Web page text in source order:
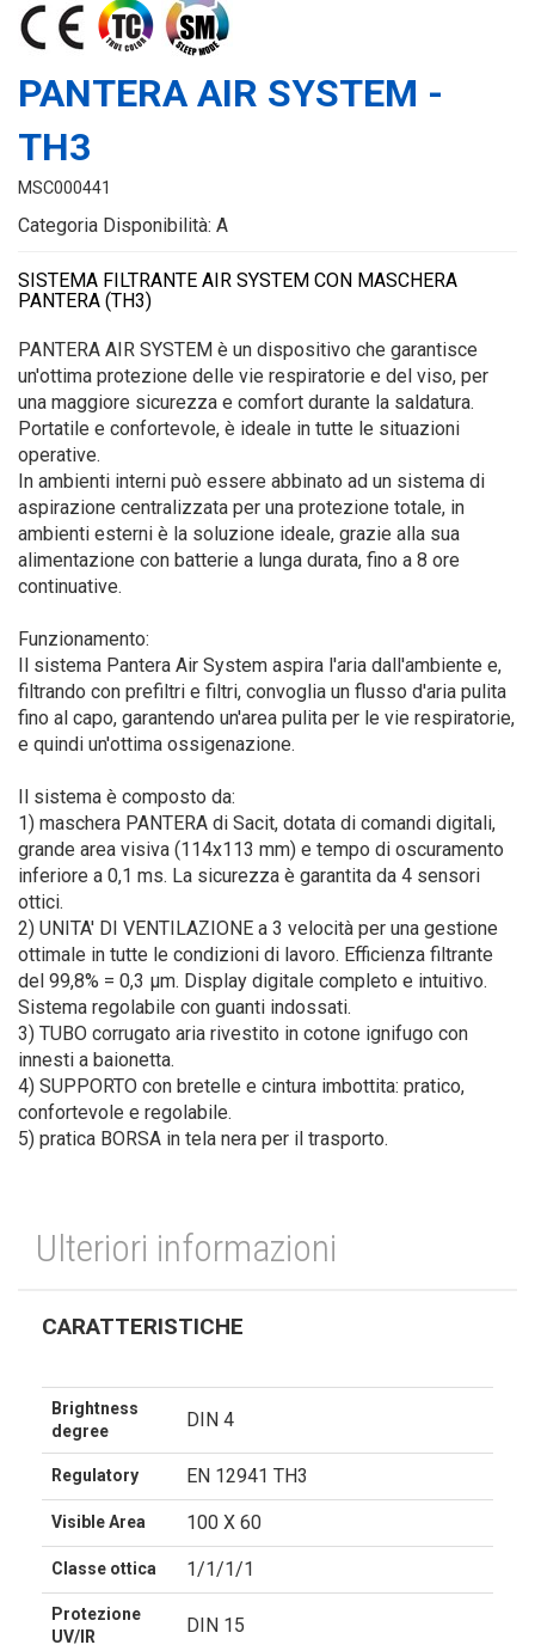
PANTERA AIR SYSTEM -
TH3
MSC000441
Categoria Disponibilità: A
SISTEMA FILTRANTE AIR SYSTEM CON MASCHERA
PANTERA (TH3)
PANTERA AIR SYSTEM è un dispositivo che garantisce
un'ottima protezione delle vie respiratorie e del viso, per
una maggiore sicurezza e comfort durante la saldatura.
Portatile e confortevole, è ideale in tutte le situazioni
operative.
In ambienti interni può essere abbinato ad un sistema di
aspirazione centralizzata per una protezione totale, in
ambienti esterni è la soluzione ideale, grazie alla sua
alimentazione con batterie a lunga durata, fino a 8 ore
continuative.
Funzionamento:
Il sistema Pantera Air System aspira l'aria dall'ambiente e,
filtrando con prefiltri e filtri, convoglia un flusso d'aria pulita
fino al capo, garantendo un'area pulita per le vie respiratorie,
e quindi un'ottima ossigenazione.
Il sistema è composto da:
1) maschera PANTERA di Sacit, dotata di comandi digitali,
grande area visiva (114x113 mm) e tempo di oscuramento
inferiore a 0,1 ms. La sicurezza è garantita da 4 sensori
ottici.
2) UNITA' DI VENTILAZIONE a 3 velocità per una gestione
ottimale in tutte le condizioni di lavoro. Efficienza filtrante
del 99,8% = 0,3 µm. Display digitale completo e intuitivo.
Sistema regolabile con guanti indossati.
3) TUBO corrugato aria rivestito in cotone ignifugo con
innesti a baionetta.
4) SUPPORTO con bretelle e cintura imbottita: pratico,
confortevole e regolabile.
5) pratica BORSA in tela nera per il trasporto.
Ulteriori informazioni
CARATTERISTICHE
Brightness
degree
DIN 4
Regulatory EN 12941 TH3
Visible Area 100 X 60
Classe ottica 1/1/1/1
Protezione
UV/IR
DIN 15